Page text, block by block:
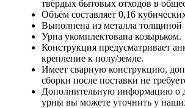
твёрдых бытовых отходов в
Объём составляет 0,16
Выполнена из металла толщиной
Урна укомплектована козырьком.
Конструкция предусматривает
крепление к полу/земле.
Имеет сварную конструкцию,
сборки после поставки не
Дополнительную информацию о
урны вы можете уточнить у